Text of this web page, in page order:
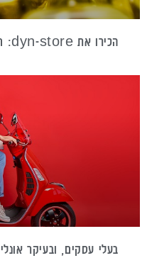
הכירו את dyn-store: חנות טבע ובריאות
בעלי עסקים, ובעיקר